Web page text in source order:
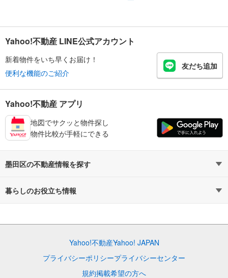
Yahoo!不動産 LINE公式アカウント
新着物件をいち早くお届け！
便利な機能のご紹介
友だち追加
Yahoo!不動産 アプリ
地図でサクッと物件探し
物件比較が手軽にできる
墨田区の不動産情報を探す
不動産・住宅
中古一戸建て
土地
暮らしのお役立ち情報
Yahoo!不動産Yahoo! JAPAN
プライバシーポリシープライバシーセンター
規約掲載希望の方へ